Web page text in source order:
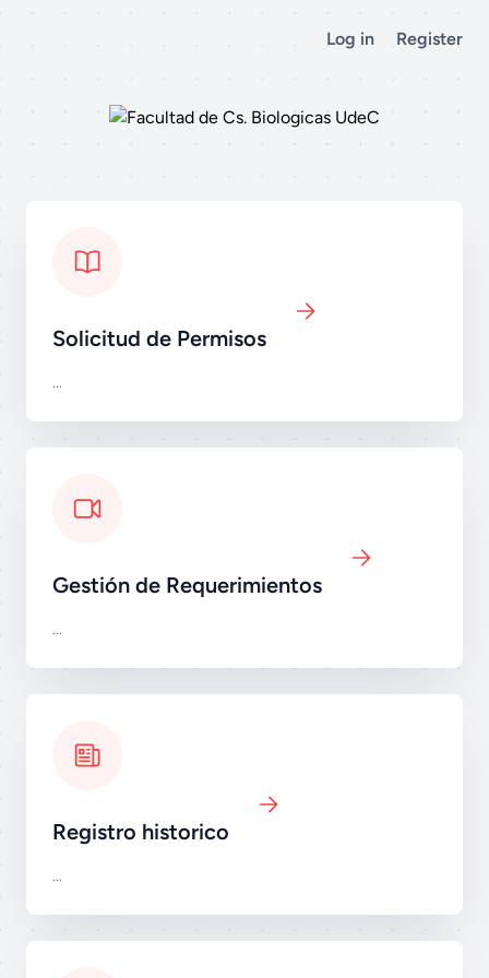
Log in Register
Solicitud de Permisos
...
Gestión de Requerimientos
...
Registro historico
...